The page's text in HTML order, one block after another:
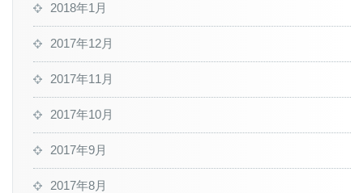
2018年1月
2017年12月
2017年11月
2017年10月
2017年9月
2017年8月